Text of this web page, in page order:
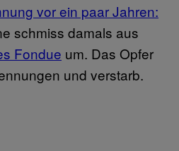
vor ein paar Jahren:
schmiss damals aus
Fondue um. Das Opfer
und verstarb.